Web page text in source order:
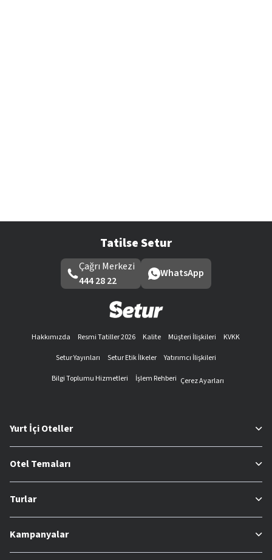
Tatilse Setur
Çağrı Merkezi
444 28 22
WhatsApp
Hakkımızda Resmi Tatiller 2026 Kalite Müşteri İlişkileri
KVKK
Setur Yayınları
Setur Etik İlkeler
Yatırımcı İlişkileri
Bilgi Toplumu Hizmetleri
İşlem Rehberi Çerez Ayarları
Yurt İçi Oteller
Otel Temaları
Turlar
Kampanyalar